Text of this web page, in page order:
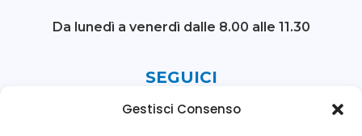
Gestisci Consenso
Da lunedì a venerdì dalle 8.00 alle 11.30
SEGUICI